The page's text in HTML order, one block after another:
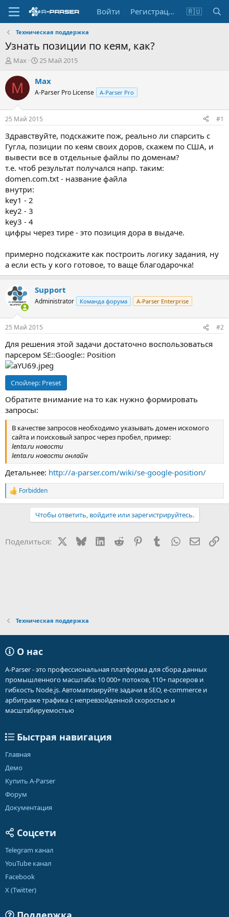
Войти Регистрация 🇷🇺
Техническая поддержка
Узнать позиции по кеям, как?
А
т
о
т
е
м
ы
Max
Д
т
н
ч
а
л
а
25 Май 2015
M Max
A-Parser Pro License A-Parser Pro
25 Май 2015 #1
Здравствуйте, подскажите пож, реально ли спарсить с
Гугла, позиции по кеям своих доров, скажем по США, и
вывести все в отдельные файлы по доменам?
т.е. чтоб результат получался напр. таким:
domen.com.txt - название файла
внутри:
key1 - 2
key2 - 3
key3 - 4
цифры через тире - это позиция дора в выдаче.
примерно подскажите как построить логику задания, ну
а если есть у кого готовое, то ваще благодарочка!
Support
Administrator Команда форума A-Parser Enterprise
25 Май 2015 #2
Для решения этой задачи достаточно воспользоваться
парсером SE::Google:: Position
Спойлер: Preset
Обратите внимание на то как нужно формировать
запросы:
В качестве запросов необходимо указывать домен искомого
сайта и поисковый запрос через пробел, пример:
lenta.ru новости
lenta.ru новости онлайн
Детальнее: http://a-parser.com/wiki/se-google-position/
Р
е
и
Forbidden
Чтобы ответить, войдите или зарегистрируйтесь.
Поделиться: BlueskyLinkedIn
Reddit PinterestTumblr WhatsApp
Техническая поддержка
О нас
A-Parser - это профессиональная платформа для сбора данных
промышленного масштаба: 10 000+ потоков, 110+ парсеров и
гибкость Node.js. Автоматизируйте задачи в SEO, e-commerce и
арбитраже трафика с непревзойденной скоростью и
масштабируемостью
Быстрая навигация
Главная
Демо
Купить A-Parser
Форум
Документация
Соцсети
Telegram канал
YouTube канал
Facebook
X (Twitter)